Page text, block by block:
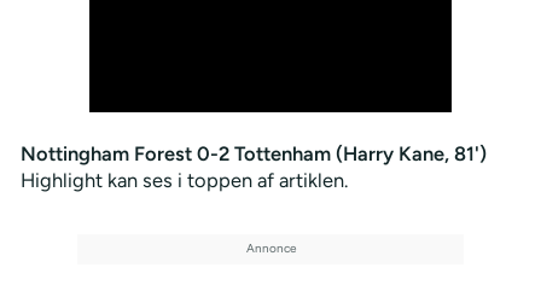
Nottingham Forest 0-2 Tottenham (Harry Kane, 81')
Highlight kan ses i toppen af artiklen.